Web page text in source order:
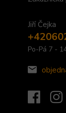
Jiří Čejka
Po-Pá 7 -